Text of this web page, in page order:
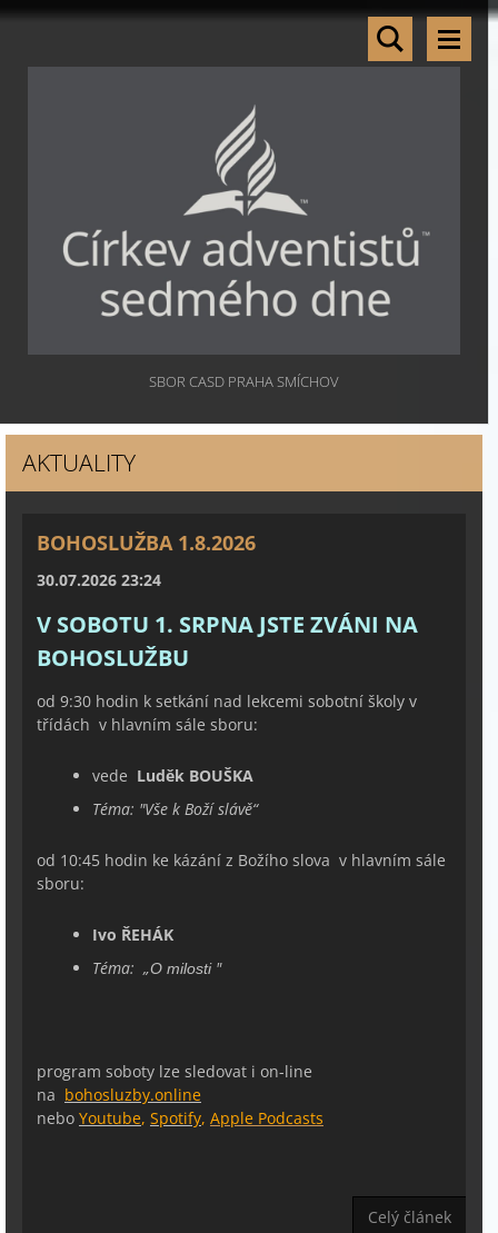
SBOR CASD PRAHA SMÍCHOV
AKTUALITY
BOHOSLUŽBA 1.8.2026
30.07.2026 23:24
V SOBOTU 1. SRPNA JSTE ZVÁNI NA
BOHOSLUŽBU
od 9:30 hodin k setkání nad lekcemi sobotní školy v
třídách v hlavním sále sboru:
vede Luděk BOUŠKA
Téma: "Vše k Boží slávě“
od 10:45 hodin ke kázání z Božího slova v hlavním sále
sboru:
Ivo ŘEHÁK
Téma: „O milosti "
program soboty lze sledovat i on-line
na bohosluzby.online
nebo Youtube, Spotify, Apple Podcasts
Celý článek